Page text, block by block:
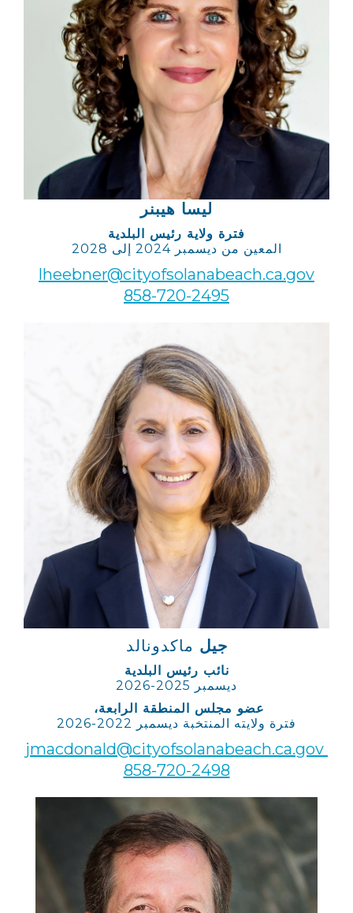
ليسا هيبنر
فترة ولاية رئيس البلدية
المعين من ديسمبر 2024 إلى 2028
lheebner@cityofsolanabeach.ca.gov
858-720-2495
جيل ماكدونالد
نائب رئيس البلدية
ديسمبر 2025-2026
عضو مجلس المنطقة الرابعة،
فترة ولايته المنتخبة ديسمبر 2022-2026
jmacdonald@cityofsolanabeach.ca.gov
858-720-2498